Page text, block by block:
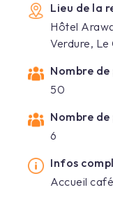
Lieu de la
Hôtel
Verdure,
Nombre de
50
Nombre
6
Infos
Accueil